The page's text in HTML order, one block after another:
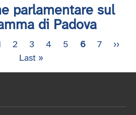
parlamentare sul
di Padova
Pagina
2 Pagina
3 Pagina
4 Pagina
5
Pagina
6 Pagina
7 ››
Last »